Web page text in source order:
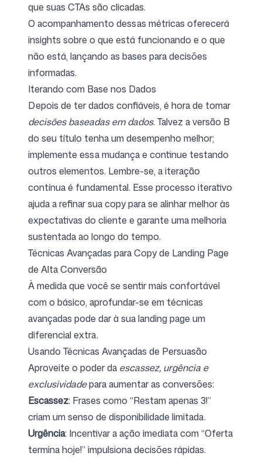
que suas CTAs são clicadas.
O acompanhamento dessas métricas oferecerá
insights sobre o que está funcionando e o que
não está, lançando as bases para decisões
informadas.
Iterando com Base nos Dados
Depois de ter dados confiáveis, é hora de tomar
decisões baseadas em dados. Talvez a versão B
do seu título tenha um desempenho melhor;
implemente essa mudança e continue testando
outros elementos. Lembre-se, a iteração
contínua é fundamental. Esse processo iterativo
ajuda a refinar sua copy para se alinhar melhor às
expectativas do cliente e garante uma melhoria
sustentada ao longo do tempo.
Técnicas Avançadas para Copy de Landing Page
de Alta Conversão
À medida que você se sentir mais confortável
com o básico, aprofundar-se em técnicas
avançadas pode dar à sua landing page um
diferencial extra.
Usando Técnicas Avançadas de Persuasão
Aproveite o poder da escassez, urgência e
exclusividadepara aumentar as conversões:
Escassez: Frases como “Restam apenas 3!”
criam um senso de disponibilidade limitada.
Urgência: Incentivar a ação imediata com “Oferta
termina hoje!” impulsiona decisões rápidas.